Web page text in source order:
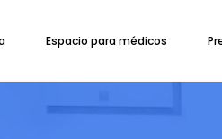
Espacio para médicos